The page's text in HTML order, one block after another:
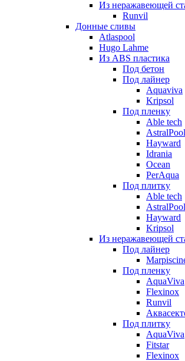
Из неражавеющей
Runvil
Донные сливы
Atlaspool
Hugo Lahme
Из ABS пластика
Под бетон
Под лайнер
Aquaviva
Kripsol
Под пленку
Able tech
AstralPool
Hayward
Idrania
Ocean
PerAqua
Под плитку
Able tech
AstralPool
Hayward
Kripsol
Из неражавеющей
Под лайнер
Под пленку
AquaViva
Flexinox
Runvil
Под плитку
AquaViva
Fitstar
Flexinox